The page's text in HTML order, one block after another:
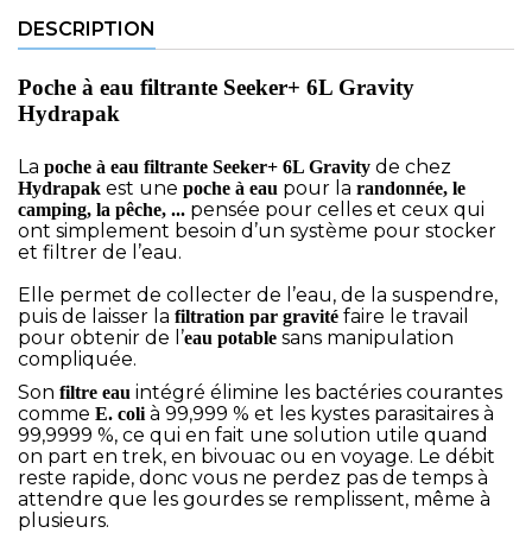
DESCRIPTION
Poche à eau filtrante Seeker+ 6L Gravity
Hydrapak
La poche à eau filtrante Seeker+ 6L Gravity de chez
Hydrapak est une poche à eau pour la randonnée, le
camping, la pêche, ... pensée pour celles et ceux qui
ont simplement besoin d’un système pour stocker
et filtrer de l’eau.
Elle permet de collecter de l’eau, de la suspendre,
puis de laisser la filtration par gravité faire le travail
pour obtenir de l’eau potable sans manipulation
compliquée.
Son filtre eau intégré élimine les bactéries courantes
comme E. colià 99,999 % et les kystes parasitaires à
99,9999 %, ce qui en fait une solution utile quand
on part en trek, en bivouac ou en voyage. Le débit
reste rapide, donc vous ne perdez pas de temps à
attendre que les gourdes se remplissent, même à
plusieurs.